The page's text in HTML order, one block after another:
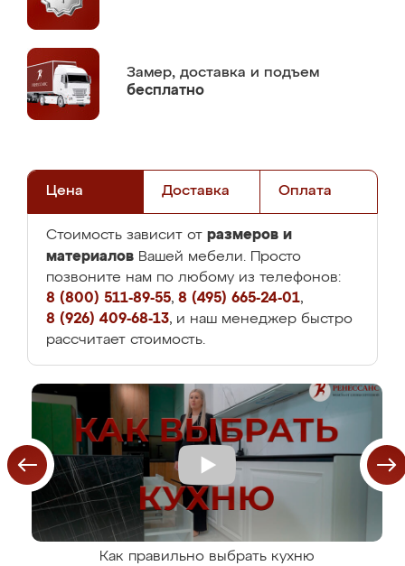
Замер, доставка и подъем
бесплатно
Цена Доставка Оплата
Стоимость зависит от размеров и
материалов Вашей мебели. Просто
позвоните нам по любому из телефонов:
8 (800) 511-89-55, 8 (495) 665-24-01,
8 (926) 409-68-13, и наш менеджер быстро
рассчитает стоимость.
Как правильно выбрать кухню